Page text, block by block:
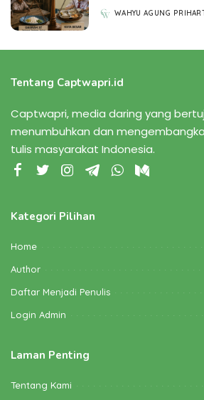
POSTED
WAHYU AGUNG
Tentang Captwapri.id
Captwapri, media daring yang
menumbuhkan dan
tulis masyarakat Indonesia.
Kategori Pilihan
Home
Author
Daftar Menjadi Penulis
Login Admin
Laman Penting
Tentang Kami